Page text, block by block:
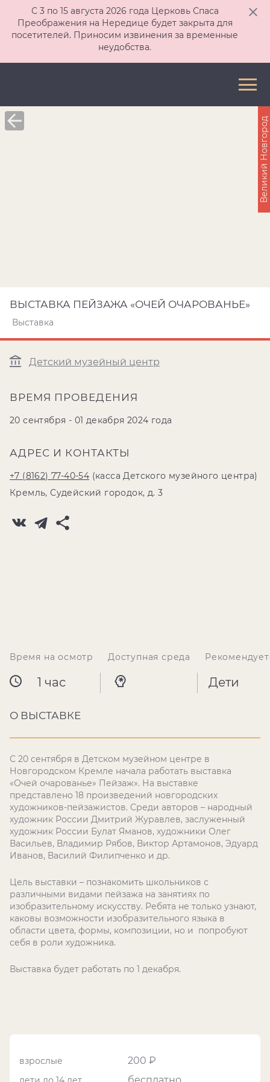
С 3 по 15 августа 2026 года Церковь Спаса
Преображения на Нередице будет закрыта для
посетителей. Приносим извинения за временные
неудобства.
ВЫСТАВКА ПЕЙЗАЖА «ОЧЕЙ ОЧАРОВАНЬЕ»
Выставка
Детский музейный центр
ВРЕМЯ ПРОВЕДЕНИЯ
20 сентября - 01 декабря 2024 года
АДРЕС И КОНТАКТЫ
+7 (8162) 77-40-54 (касса Детского музейного центра)
Кремль, Судейский городок, д. 3
Великий Новгород
Время на осмотр
1 час
Доступная среда
Дети
О ВЫСТАВКЕ
С 20 сентября в Детском музейном центре в
Новгородском Кремле начала работать выставка
«Очей очарованье» Пейзаж». На выставке
представлено 18 произведений новгородских
художников-пейзажистов. Среди авторов – народный
художник России Дмитрий Журавлев, заслуженный
художник России Булат Яманов, художники Олег
Васильев, Владимир Рябов, Виктор Артамонов, Эдуард
Иванов, Василий Филипченко и др.
Цель выставки – познакомить школьников с
различными видами пейзажа на занятиях по
изобразительному искусству. Ребята не только узнают,
каковы возможности изобразительного языка в
области цвета, формы, композиции, но и попробуют
себя в роли художника.
Выставка будет работать по 1 декабря.
взрослые 200 ₽